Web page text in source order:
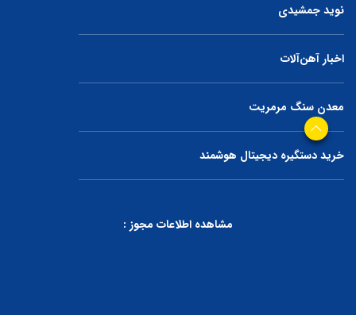
نوید جمشیدی
اخبار آهن‌آلات
معدن سنگ مرمریت
خرید دستگیره دیجیتال هوشمند
مشاهده اطلاعات مجوز :